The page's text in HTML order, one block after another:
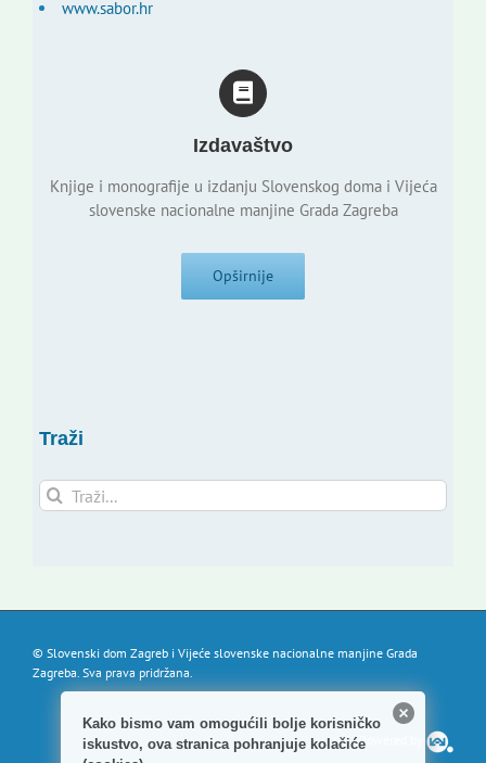
www.sabor.hr
Izdavaštvo
Knjige i monografije u izdanju Slovenskog doma i Vijeća
slovenske nacionalne manjine Grada Zagreba
Opširnije
Traži
Traži...
© Slovenski dom Zagreb i Vijeće slovenske nacionalne manjine Grada
Zagreba. Sva prava pridržana.
Powered by
Kako bismo vam omogućili bolje korisničko
iskustvo, ova stranica pohranjuje kolačiće